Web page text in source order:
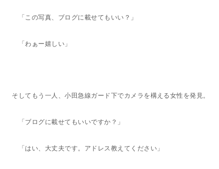
「この写真、ブログに載せてもいい？」
「わぁー嬉しい」
そしてもう一人、小田急線ガード下でカメラを構える女性を発見。
「ブログに載せてもいいですか？」
「はい、大丈夫です。アドレス教えてください」